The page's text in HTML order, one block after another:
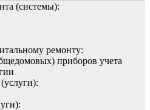
(системы):
ремонту:
приборов учета